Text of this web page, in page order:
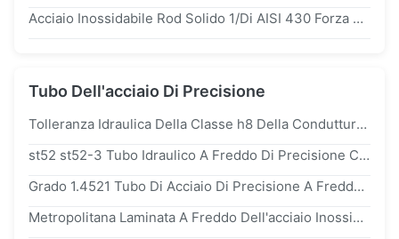
Acciaio Inossidabile Rod Solido 1/Di AISI 430 Forza Ad Alta Resistenza A 8 Pollici X20CrMo13
Tubo Dell'acciaio Di Precisione
Tolleranza Idraulica Della Classe h8 Della Conduttura st52 Dell'acciaio Di Precisione e355 Per Ingegneria Ferroviaria
st52 st52-3 Tubo Idraulico A Freddo Di Precisione Con Selezione Di Rivestimento
Grado 1.4521 Tubo Di Acciaio Di Precisione A Freddo Per Tubazioni Di Trasporto
Metropolitana Laminata A Freddo Dell'acciaio Inossidabile Di Alta Precisione ASTM a213/a312/a269/a778/a789